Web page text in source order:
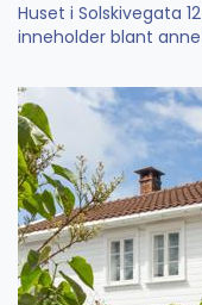
Huset i Solskivegata
inneholder blant